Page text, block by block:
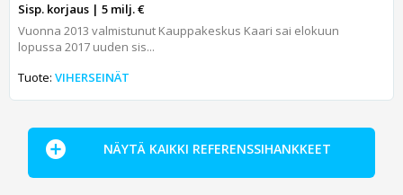
Sisp. korjaus | 5 milj. €
Vuonna 2013 valmistunut Kauppakeskus Kaari sai elokuun
lopussa 2017 uuden sis...
Tuote: VIHERSEINÄT
NÄYTÄ KAIKKI REFERENSSIHANKKEET